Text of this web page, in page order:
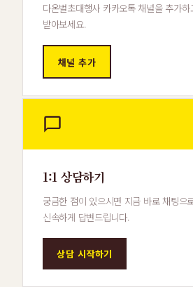
다온벌초대행사 카카오톡 채널을 추가
받아보세요.
채널 추가
1:1 상담하기
궁금한 점이 있으시면 지금 바로 채팅으
신속하게 답변드립니다.
상담 시작하기